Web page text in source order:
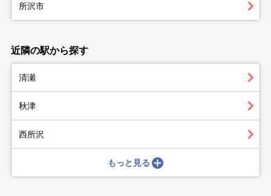
所沢市
近隣の駅から探す
清瀬
秋津
西所沢
もっと見る